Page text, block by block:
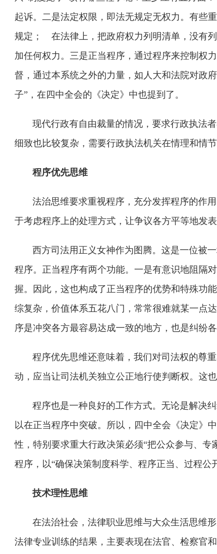
起诉。二是法定权限，即法无规定无权力。有些
规定； 在法律上，把政府权力列明清单，没有
加任何权力。三是正当程序，通过程序来控制权
督，通过本系统之外的力量，如人大和法院对政
子” ，在四中全会的《决定》中也提到了。
现代行政有自由裁量的情况，要求行政执法
细致也比较复杂，需要行政执法机关在情理和情
程序优先思维
法治思维要求重视程序，充分发挥程序的作
于考虑程序上的处理方式，让争议各方平等地发
西方司法用正义女神作为图腾。这是一位被
程序。正当程序有两个功能。一是有意识地阻隔
握。因此，这也构成了正当程序的优势和特殊功
综复杂，价值体系五花八门，常常很难就某一点
序是冲突各方最容易达成一致的地方，也是纠纷
程序优先思维还意味着，我们对司法权的尊
动，应当让司法机关独立公正地行使判断权。这
程序也是一种良好的工作方式。无论是解决
以在正当程序中突破。所以，四中全会《决定》
性，特别要求重大行政决策必须“把公众参与、专
程序，以“确保决策制度科学、程序正当、过程公
技术理性思维
在法治社会，法律职业思维与大众生活思维
法律专业训练的结果，主要表现在法官、检察官